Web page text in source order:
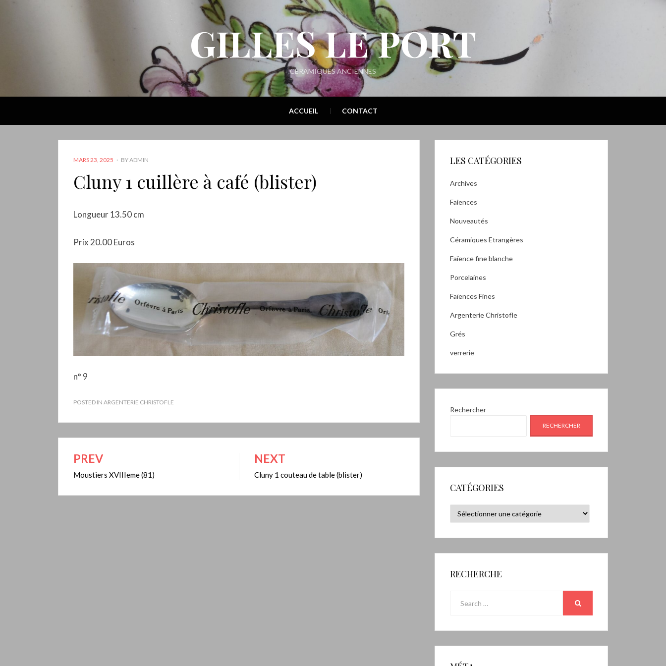
GILLES LE PORT
CÉRAMIQUES ANCIENNES
ACCUEIL CONTACT
POSTED
MARS 23, 2025 BYADMIN
Cluny 1 cuillère à café (blister)
Longueur 13.50 cm
Prix 20.00 Euros
n° 9
POSTED IN ARGENTERIE CHRISTOFLE
Navigation
de
l’article
PREV
Moustiers XVIIIeme (81)
NEXT
Cluny 1 couteau de table (blister)
LES CATÉGORIES
Archives
Faiences
Nouveautés
Céramiques Etrangères
Faïence fine blanche
Porcelaines
Faïences Fines
Argenterie Christofle
Grés
verrerie
Rechercher
RECHERCHER
CATÉGORIES
Catégories
RECHERCHE